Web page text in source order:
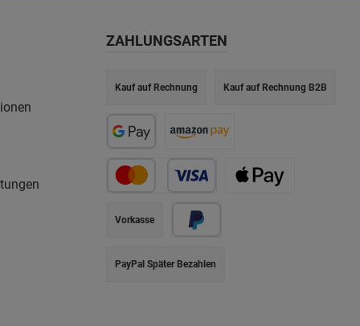
ZAHLUNGSARTEN
Vorkasse
PayPal Später Bezahlen
Kauf auf Rechnung Kauf auf Rechnung B2B